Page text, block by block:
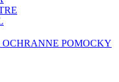
POMOCKY